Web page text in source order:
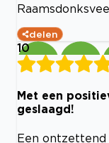
delen
10
Met een
geslaagd!
Een ontzettend